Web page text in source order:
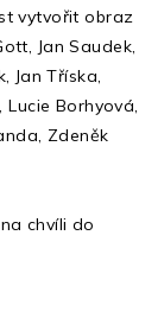
vytvořit obraz
Jan Saudek,
Jan Tříska,
Borhyová,
Zdeněk
chvíli do